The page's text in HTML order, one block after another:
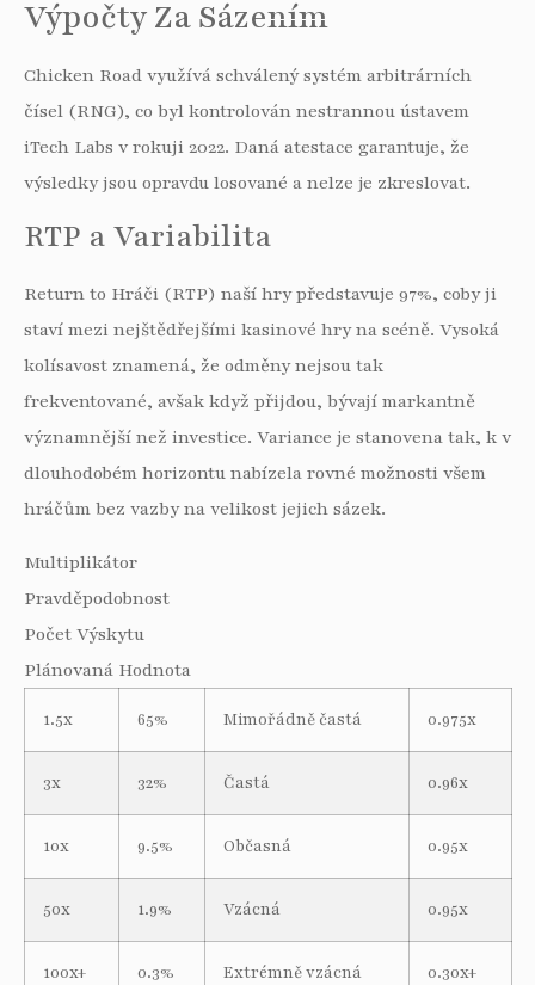
Výpočty Za Sázením
Chicken Road využívá schválený systém arbitrárních
čísel (RNG), co byl kontrolován nestrannou ústavem
iTech Labs v rokuji 2022. Daná atestace garantuje, že
výsledky jsou opravdu losované a nelze je zkreslovat.
RTP a Variabilita
Return to Hráči (RTP) naší hry představuje 97%, coby ji
staví mezi nejštědřejšími kasinové hry na scéně. Vysoká
kolísavost znamená, že odměny nejsou tak
frekventované, avšak když přijdou, bývají markantně
významnější než investice. Variance je stanovena tak, k v
dlouhodobém horizontu nabízela rovné možnosti všem
hráčům bez vazby na velikost jejich sázek.
Multiplikátor
Pravděpodobnost
Počet Výskytu
Plánovaná Hodnota
1.5x 65% Mimořádně častá 0.975x
3x 32% Častá 0.96x
10x 9.5% Občasná 0.95x
50x 1.9% Vzácná 0.95x
100x+ 0.3% Extrémně vzácná 0.30x+